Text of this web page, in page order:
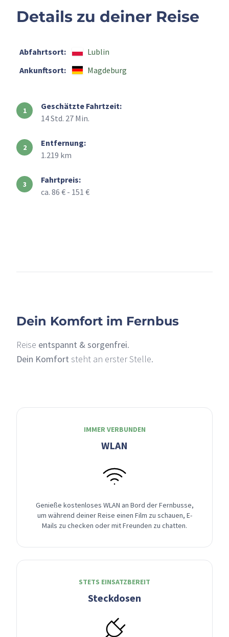
Details zu deiner Reise
Abfahrtsort:
Lublin
Ankunftsort:
Magdeburg
Geschätzte Fahrtzeit:
14 Std. 27 Min.
Entfernung:
1.219 km
Fahrtpreis:
ca. 86 € - 151 €
Dein Komfort im Fernbus
Reise entspannt & sorgenfrei.
Dein Komfort steht an erster Stelle.
IMMER VERBUNDEN
WLAN
Genieße kostenloses WLAN an Bord der Fernbusse,
um während deiner Reise einen Film zu schauen, E-
Mails zu checken oder mit Freunden zu chatten.
STETS EINSATZBEREIT
Steckdosen